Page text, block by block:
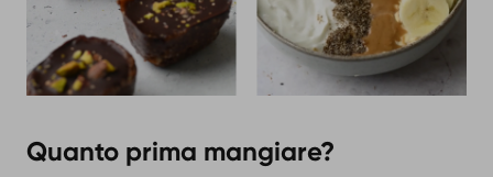
Quanto prima mangiare?